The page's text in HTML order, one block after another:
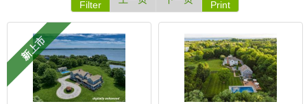
Filter
Print
新上市